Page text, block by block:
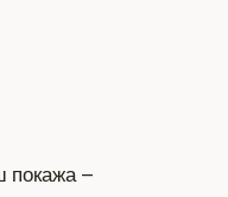
покажа –